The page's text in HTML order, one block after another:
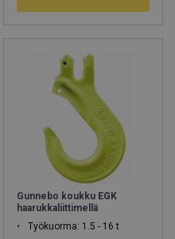
Gunnebo koukku EGK
haarukkaliittimellä
Työkuorma: 1.5 - 16 t